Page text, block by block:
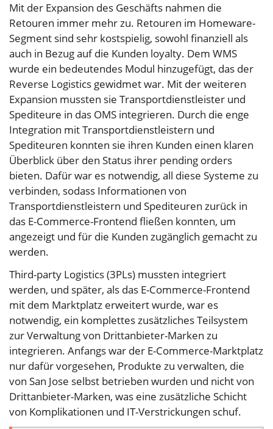
Mit der Expansion des Geschäfts nahmen die
Retouren immer mehr zu. Retouren im Homeware-
Segment sind sehr kostspielig, sowohl finanziell als
auch in Bezug auf die Kunden loyalty. Dem WMS
wurde ein bedeutendes Modul hinzugefügt, das der
Reverse Logistics gewidmet war. Mit der weiteren
Expansion mussten sie Transportdienstleister und
Spediteure in das OMS integrieren. Durch die enge
Integration mit Transportdienstleistern und
Spediteuren konnten sie ihren Kunden einen klaren
Überblick über den Status ihrer pending orders
bieten. Dafür war es notwendig, all diese Systeme zu
verbinden, sodass Informationen von
Transportdienstleistern und Spediteuren zurück in
das E-Commerce-Frontend fließen konnten, um
angezeigt und für die Kunden zugänglich gemacht zu
werden.
Third-party Logistics (3PLs) mussten integriert
werden, und später, als das E-Commerce-Frontend
mit dem Marktplatz erweitert wurde, war es
notwendig, ein komplettes zusätzliches Teilsystem
zur Verwaltung von Drittanbieter-Marken zu
integrieren. Anfangs war der E-Commerce-Marktplatz
nur dafür vorgesehen, Produkte zu verwalten, die
von San Jose selbst betrieben wurden und nicht von
Drittanbieter-Marken, was eine zusätzliche Schicht
von Komplikationen und IT-Verstrickungen schuf.